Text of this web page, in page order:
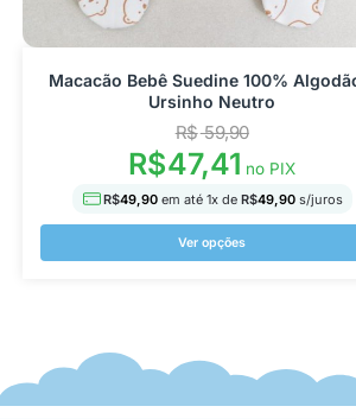
Macacão Bebê Suedine 100%
Ursinho Neutro
R$59,90
R$47,41 no PIX
R$49,90 em até 1x de R$49,90s/juros
Ver opções